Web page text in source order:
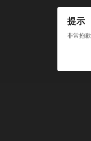
提示
非常抱